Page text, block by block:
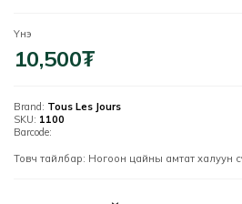
Үнэ
10,500₮
Brand: Tous Les Jours
SKU: 1100
Barcode:
Товч тайлбар: Ногоон цайны амтат халуун сүү